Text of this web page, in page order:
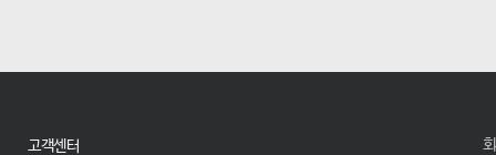
고객센터